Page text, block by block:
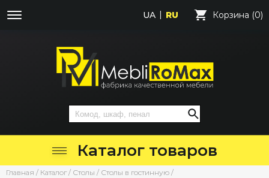
UA RU Корзина (0)
Каталог товаров
Главная / Каталог / Столы / Столы в гостинную /